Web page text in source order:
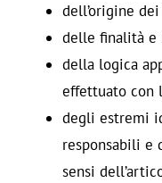
dell’origine
delle finalità e
della logica
effettuato con
degli estremi
responsabili e
sensi